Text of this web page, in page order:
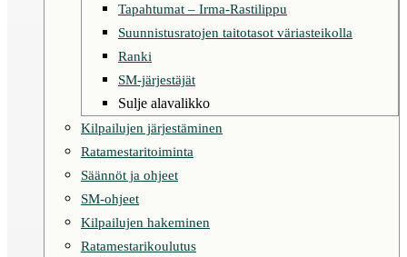
Tapahtumat – Irma-Rastilippu
Suunnistusratojen taitotasot väriasteikolla
Ranki
SM-järjestäjät
Sulje alavalikko
Kilpailujen järjestäminen
Ratamestaritoiminta
Säännöt ja ohjeet
SM-ohjeet
Kilpailujen hakeminen
Ratamestarikoulutus